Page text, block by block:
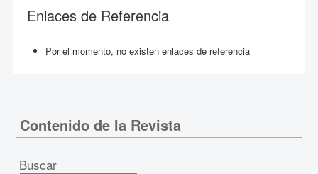
Enlaces de Referencia
Por el momento, no existen enlaces de referencia
Contenido de la Revista
Buscar